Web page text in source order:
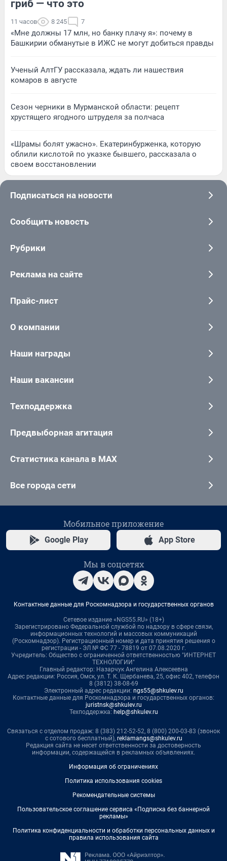
гриб — что это
11 часов 8 245 7
«Мне должны 17 млн, но банку плачу я»: почему в
Башкирии обманутые в ИЖС не могут добиться правды
Ученый АлтГУ рассказала, ждать ли нашествия
комаров в августе
Сезон черники в Мурманской области: рецепт
хрустящего ягодного штруделя за полчаса
«Шрамы болят ужасно». Екатеринбурженка, которую
облили кислотой по указке бывшего, рассказала о
своем восстановлении
Подписаться на новости
Сообщить новость
Рубрики
Реклама на сайте
Прайс-лист
О компании
Наши награды
Наши вакансии
Техподдержка
Предвыборная агитация
Статистика канала в MAX
Все города сети
Мобильное приложение
Google Play App Store
Мы в соцсетях
Контактные данные для Роскомнадзора и государственных органов
Сетевое издание «NGS55.RU» (18+)
Зарегистрировано Федеральной службой по надзору в сфере связи,
информационных технологий и массовых коммуникаций
(Роскомнадзор). Регистрационный номер и дата принятия решения о
регистрации - ЭЛ № ФС 77 - 78819 от 07.08.2020 г.
Учредитель: Общество с ограниченной ответственностью "ИНТЕРНЕТ
ТЕХНОЛОГИИ"
Главный редактор: Назарчук Ангелина Алексеевна
Адрес редакции: Россия, Омск, ул. Т. К. Щербанева, 25, офис 402, телефон
8 (3812) 38-08-69
Электронный адрес редакции: ngs55@shkulev.ru
Контактные данные для Роскомнадзора и государственных органов:
juristnsk@shkulev.ru
Техподдержка: help@shkulev.ru
Связаться с отделом продаж: 8 (383) 212-52-52, 8 (800) 200-03-83 (звонок
с сотового бесплатный), reklamangs@shkulev.ru
Редакция сайта не несет ответственности за достоверность
информации, содержащейся в рекламных объявлениях.
Информация об ограничениях
Политика использования cookies
Рекомендательные системы
Пользовательское соглашение сервиса «Подписка без баннерной
рекламы»
Политика конфиденциальности и обработки персональных данных и
правила использования сайта